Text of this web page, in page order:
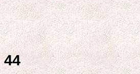
44